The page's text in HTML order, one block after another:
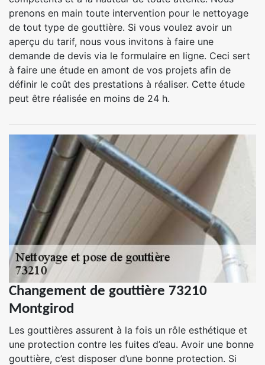
prenons en main toute intervention pour le nettoyage
de tout type de gouttière. Si vous voulez avoir un
aperçu du tarif, nous vous invitons à faire une
demande de devis via le formulaire en ligne. Ceci sert
à faire une étude en amont de vos projets afin de
définir le coût des prestations à réaliser. Cette étude
peut être réalisée en moins de 24 h.
Changement de gouttière 73210
Montgirod
Les gouttières assurent à la fois un rôle esthétique et
une protection contre les fuites d’eau. Avoir une bonne
gouttière, c’est disposer d’une bonne protection. Si